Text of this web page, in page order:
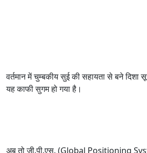
वर्तमान में चुम्बकीय सुई की सहायता से बने
यह काफी सुगम हो गया है।
अब तो जी.पी.एस. (Global Positioning